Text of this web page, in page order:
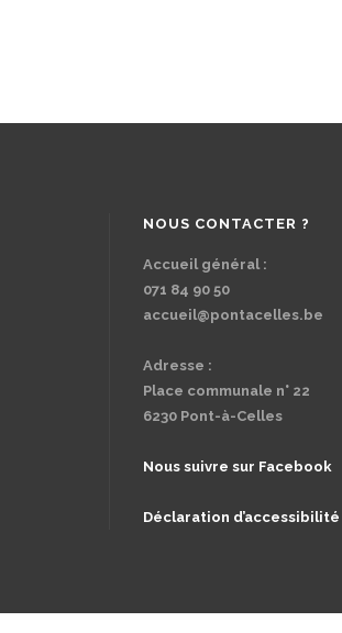
NOUS CONTACTER ?
Accueil général :
071 84 90 50
accueil@pontacelles.be
Adresse :
Place communale n° 22
6230 Pont-à-Celles
Nous suivre sur Facebook
Déclaration d’accessibilité